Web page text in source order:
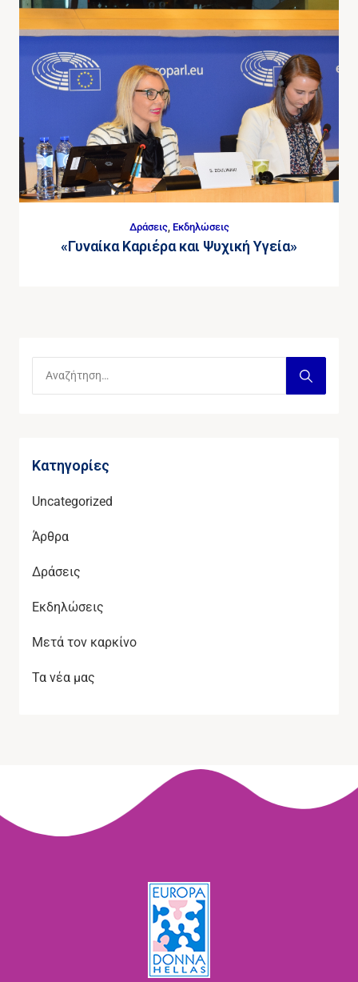
Δράσεις, Εκδηλώσεις
«Γυναίκα Καριέρα και Ψυχική Υγεία»
Kατηγορίες
Uncategorized
Άρθρα
Δράσεις
Εκδηλώσεις
Μετά τον καρκίνο
Τα νέα μας